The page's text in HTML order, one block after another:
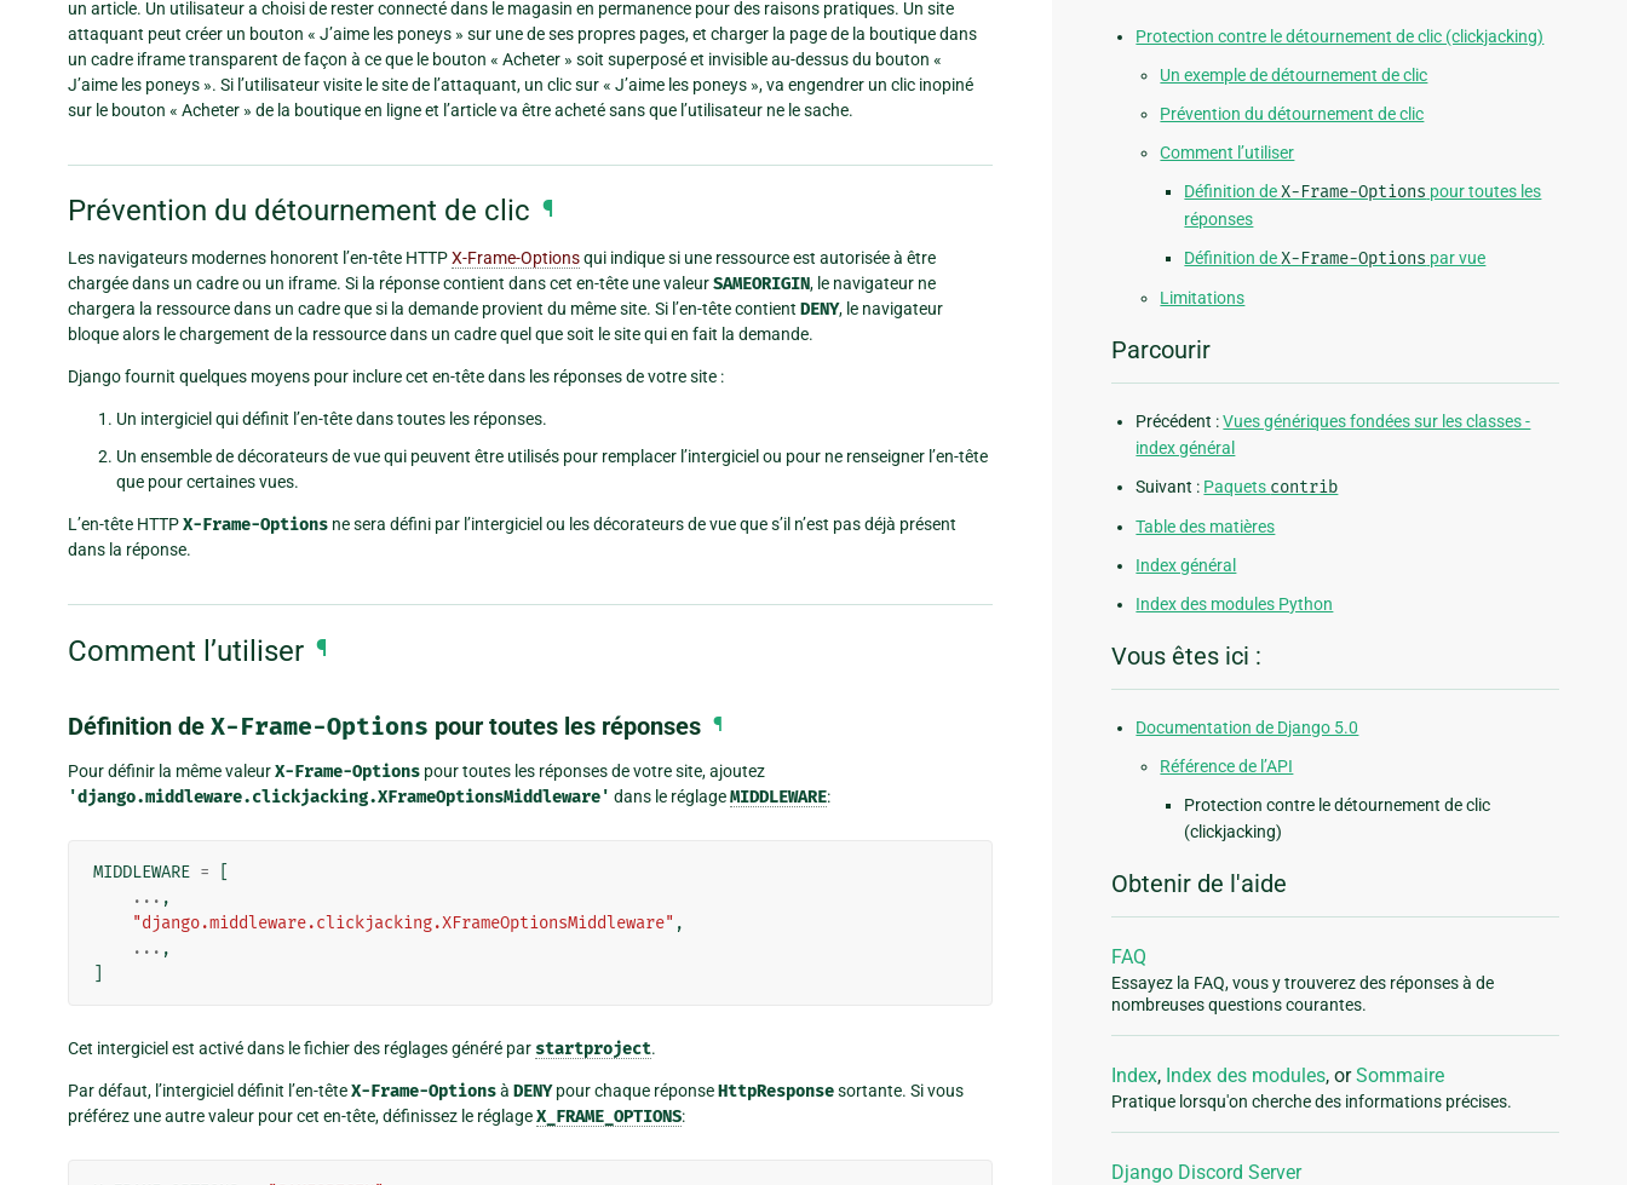
un article. Un utilisateur a choisi de rester connecté dans le magasin en permanence pour des raisons pratiques. Un site
attaquant peut créer un bouton « J’aime les poneys » sur une de ses propres pages, et charger la page de la boutique dans
un cadre iframe transparent de façon à ce que le bouton « Acheter » soit superposé et invisible au-dessus du bouton «
J’aime les poneys ». Si l’utilisateur visite le site de l’attaquant, un clic sur « J’aime les poneys », va engendrer un clic inopiné
sur le bouton « Acheter » de la boutique en ligne et l’article va être acheté sans que l’utilisateur ne le sache.
Prévention du détournement de clic ¶
Les navigateurs modernes honorent l’en-tête HTTPX-Frame-Optionsqui indique si une ressource est autorisée à être
chargée dans un cadre ou un iframe. Si la réponse contient dans cet en-tête une valeurSAMEORIGIN, le navigateur ne
chargera la ressource dans un cadre que si la demande provient du même site. Si l’en-tête contient DENY, le navigateur
bloque alors le chargement de la ressource dans un cadre quel que soit le site qui en fait la demande.
Django fournit quelques moyens pour inclure cet en-tête dans les réponses de votre site :
Un intergiciel qui définit l’en-tête dans toutes les réponses.
Un ensemble de décorateurs de vue qui peuvent être utilisés pour remplacer l’intergiciel ou pour ne renseigner l’en-tête
que pour certaines vues.
L’en-tête HTTPX-Frame-Options ne sera défini par l’intergiciel ou les décorateurs de vue que s’il n’est pas déjà présent
dans la réponse.
Comment l’utiliser ¶
Définition de X-Frame-Options pour toutes les réponses ¶
Pour définir la même valeurX-Frame-Options pour toutes les réponses de votre site, ajoutez
'django.middleware.clickjacking.XFrameOptionsMiddleware' dans le réglageMIDDLEWARE:
MIDDLEWARE =
... ,
"django.middleware.clickjacking.XFrameOptionsMiddleware" ,
... ,
Cet intergiciel est activé dans le fichier des réglages généré par startproject.
Par défaut, l’intergiciel définit l’en-têteX-Frame-Optionsà DENYpour chaque réponseHttpResponsesortante. Si vous
préférez une autre valeur pour cet en-tête, définissez le réglageX_FRAME_OPTIONS:
Protection contre le détournement de clic (clickjacking)
Un exemple de détournement de clic
Prévention du détournement de clic
Comment l’utiliser
Définition deX-Frame-Options pour toutes les
réponses
Définition deX-Frame-Options par vue
Limitations
Parcourir
Précédent :Vues génériques fondées sur les classes -
index général
Suivant : Paquets contrib
Table des matières
Index général
Index des modules Python
Vous êtes ici :
Documentation de Django 5.0
Référence de l’API
Protection contre le détournement de clic
(clickjacking)
Obtenir de l'aide
FAQ
Essayez la FAQ, vous y trouverez des réponses à de
nombreuses questions courantes.
Index, Index des modules, orSommaire
Pratique lorsqu'on cherche des informations précises.
Django Discord Server